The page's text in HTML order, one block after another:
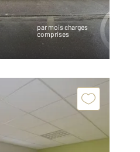
par mois charges
comprises